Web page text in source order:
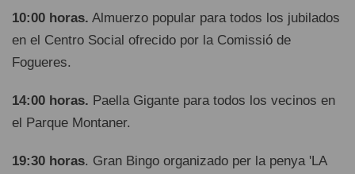
10:00 horas. Almuerzo popular para todos los jubilados
en el Centro Social ofrecido por la Comissió de
Fogueres.
14:00 horas. Paella Gigante para todos los vecinos en
el Parque Montaner.
19:30 horas. Gran Bingo organizado per la penya 'LA